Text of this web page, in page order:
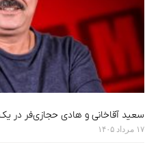
سعید آقاخانی و هادی حجازی‌فر در
۱۷ مرداد ۱۴۰۵